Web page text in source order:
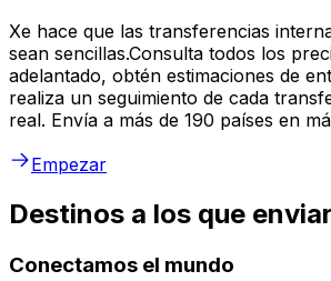
Xe hace que las transferencias
sean sencillas.Consulta todos los
adelantado, obtén estimaciones de
realiza un seguimiento de cada
real. Envía a más de 190 países en
Empezar
Destinos a los que
Conectamos el mundo